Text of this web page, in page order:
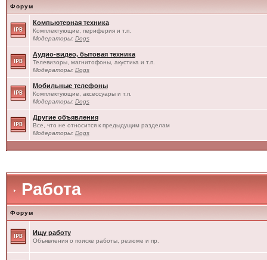
Форум
Компьютерная техника
Комплектующие, периферия и т.п.
Модераторы: Dogs
Аудио-видео, бытовая техника
Телевизоры, магнитофоны, акустика и т.п.
Модераторы: Dogs
Мобильные телефоны
Комплектующие, аксессуары и т.п.
Модераторы: Dogs
Другие объявления
Все, что не относится к предыдущим разделам
Модераторы: Dogs
Работа
Форум
Ищу работу
Объявления о поиске работы, резюме и пр.